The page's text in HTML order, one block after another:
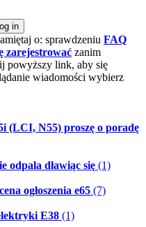
o: sprawdzeniu FAQ
zarejestrować zanim
powyższy link, aby się
wiadomości wybierz
(LCI, N55) proszę o poradę
odpala dławiąc się (1)
ogłoszenia e65 (7)
E38 (1)